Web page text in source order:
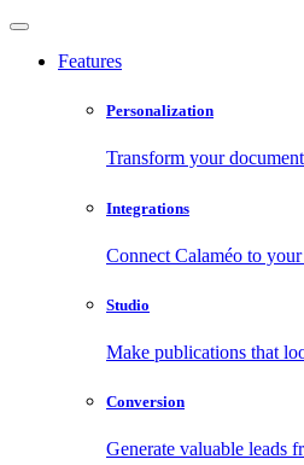
Features
Personalization
Transform your
Integrations
Connect Calaméo to
Studio
Make publications that
Conversion
Generate valuable leads